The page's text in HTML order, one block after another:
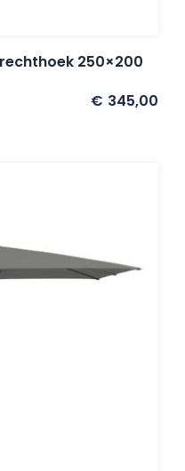
250×200
€ 345,00